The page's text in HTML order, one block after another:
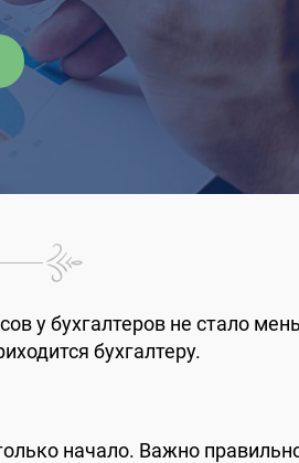
у бухгалтеров не стало
бухгалтеру.
начало. Важно